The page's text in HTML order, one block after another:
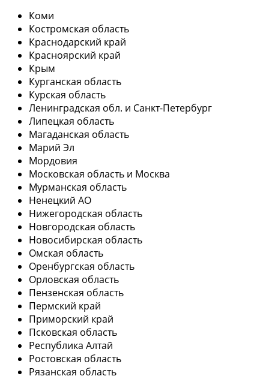
Коми
Костромская область
Краснодарский край
Красноярский край
Крым
Курганская область
Курская область
Ленинградская обл. и Санкт-Петербург
Липецкая область
Магаданская область
Марий Эл
Мордовия
Московская область и Москва
Мурманская область
Ненецкий АО
Нижегородская область
Новгородская область
Новосибирская область
Омская область
Оренбургская область
Орловская область
Пензенская область
Пермский край
Приморский край
Псковская область
Республика Алтай
Ростовская область
Рязанская область